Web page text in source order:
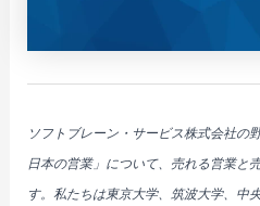
ソフトブレーン・サービス株式会社の
日本の営業」について、売れる営業と
す。私たちは東京大学、筑波大学、中